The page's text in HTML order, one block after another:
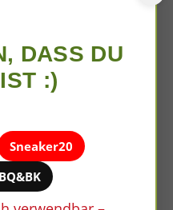
DASS DU
:)
Sneaker20